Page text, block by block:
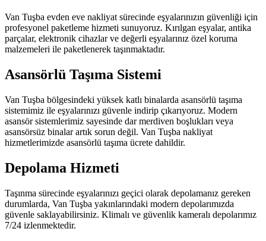
Van Tuşba evden eve nakliyat sürecinde eşyalarınızın güvenliği için
profesyonel paketleme hizmeti sunuyoruz. Kırılgan eşyalar, antika
parçalar, elektronik cihazlar ve değerli eşyalarınız özel koruma
malzemeleri ile paketlenerek taşınmaktadır.
Asansörlü Taşıma Sistemi
Van Tuşba bölgesindeki yüksek katlı binalarda asansörlü taşıma
sistemimiz ile eşyalarınızı güvenle indirip çıkarıyoruz. Modern
asansör sistemlerimiz sayesinde dar merdiven boşlukları veya
asansörsüz binalar artık sorun değil. Van Tuşba nakliyat
hizmetlerimizde asansörlü taşıma ücrete dahildir.
Depolama Hizmeti
Taşınma sürecinde eşyalarınızı geçici olarak depolamanız gereken
durumlarda, Van Tuşba yakınlarındaki modern depolarımızda
güvenle saklayabilirsiniz. Klimalı ve güvenlik kameralı depolarımız
7/24 izlenmektedir.